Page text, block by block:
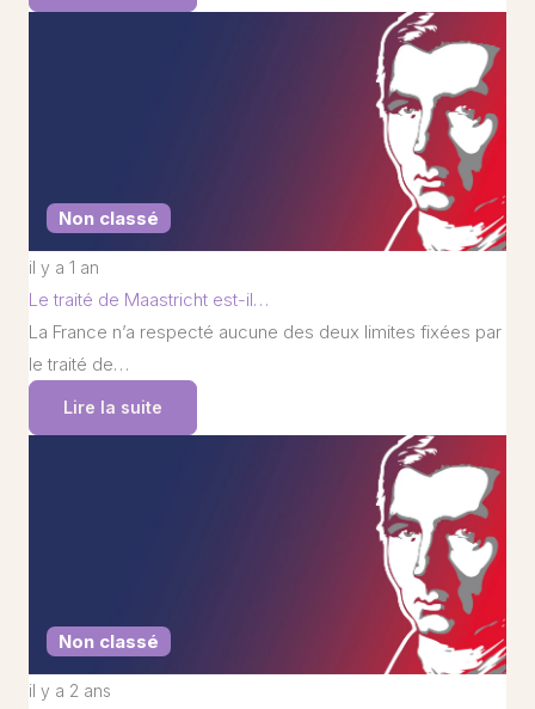
Non classé
il y a 1 an
Le traité de Maastricht est-il…
La France n’a respecté aucune des deux limites fixées par
le traité de…
Lire la suite
Non classé
il y a 2 ans